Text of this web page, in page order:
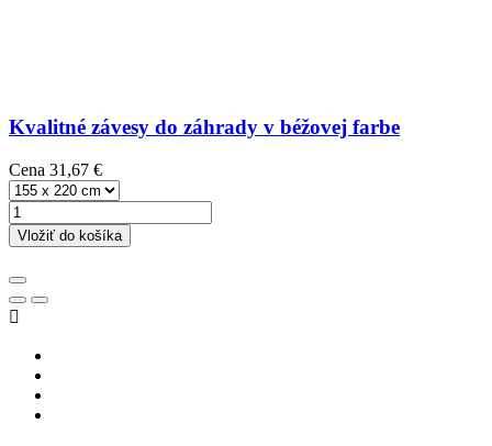
Kvalitné závesy do záhrady v béžovej farbe
Cena 31,67 €
Vložiť do košíka
